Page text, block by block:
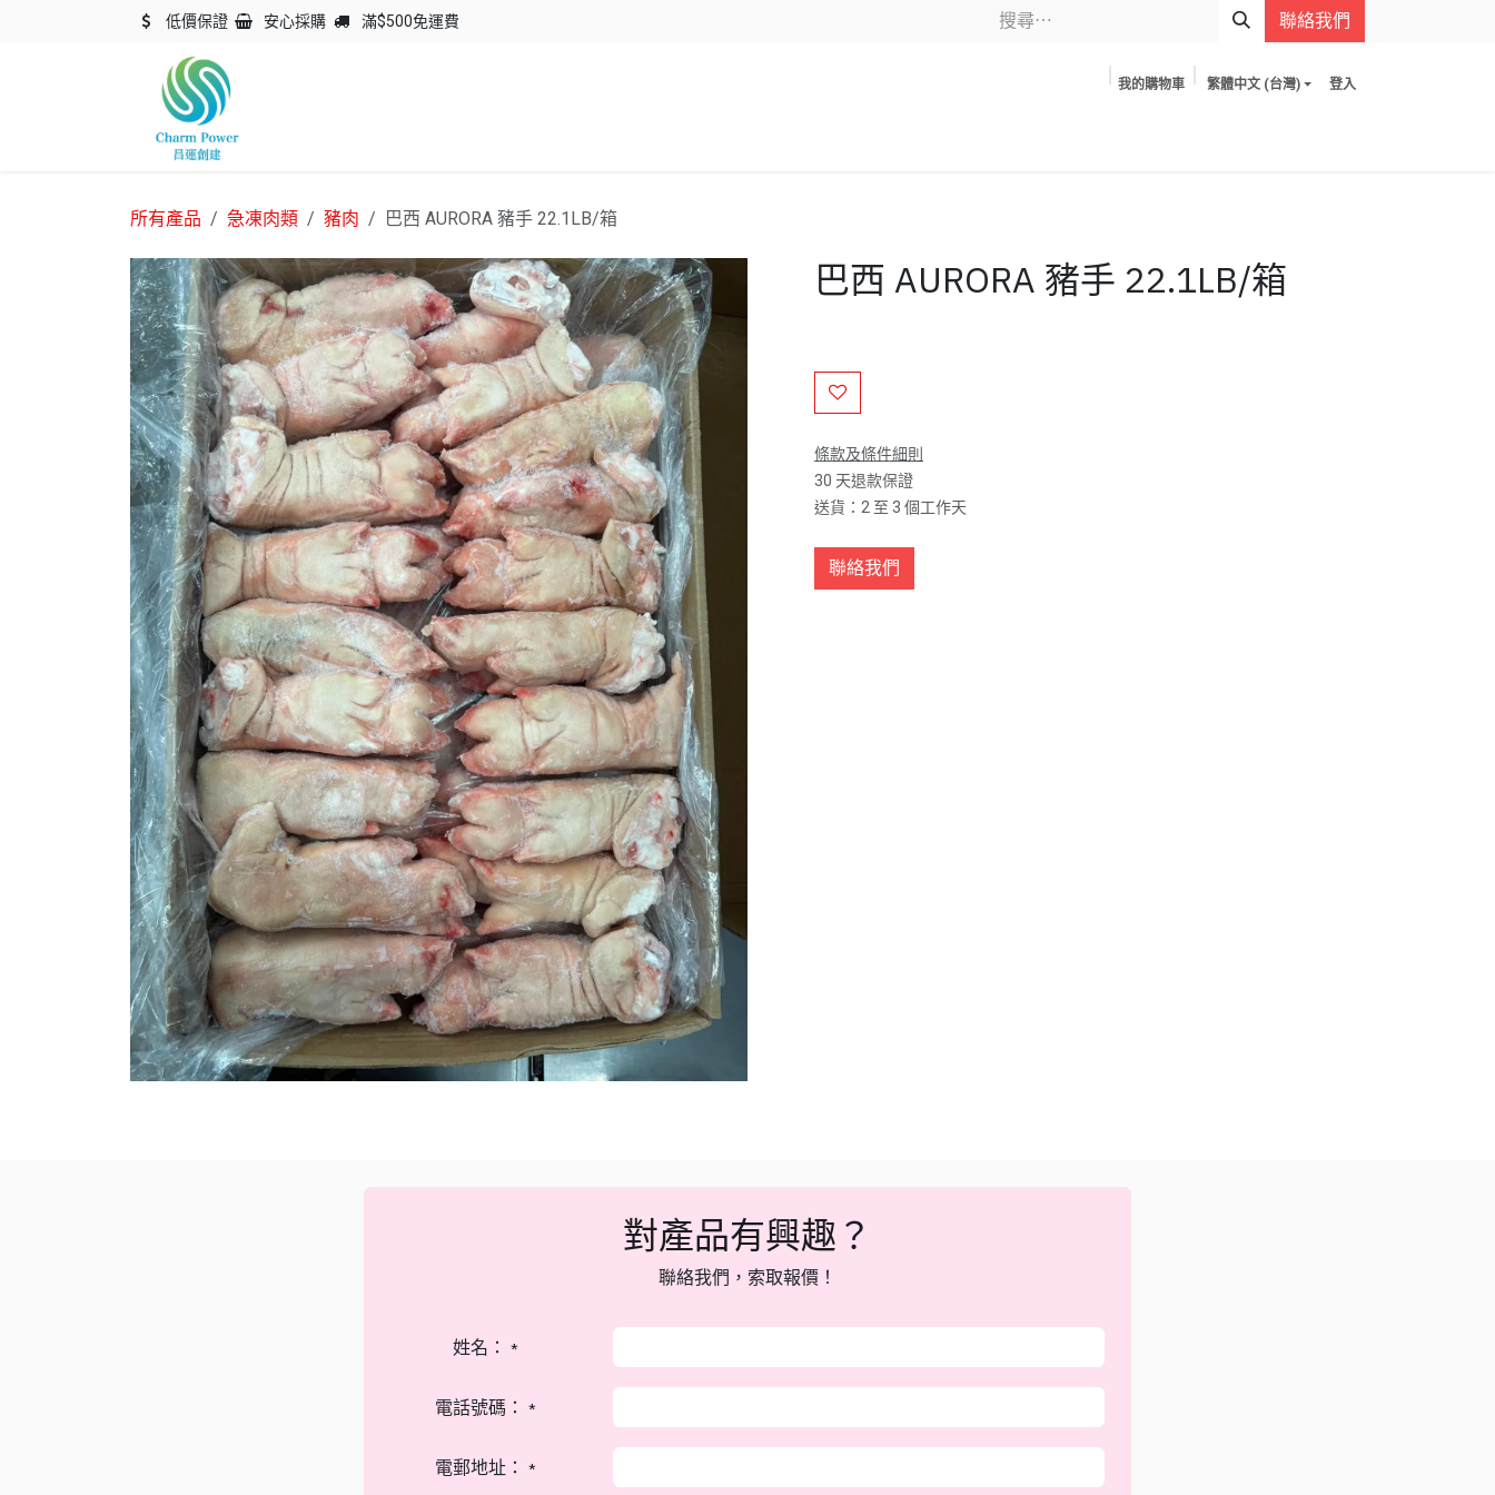
低價保證 安心採購 滿$500免運費 聯絡我們
我的購物車 繁體中文 (台灣) 登入
所有產品 急凍肉類 豬肉 巴西 AURORA 豬手 22.1LB/箱
巴西 AURORA 豬手 22.1LB/箱
條款及條件細則
30 天退款保證
送貨：2 至 3 個工作天
聯絡我們
對產品有興趣？
聯絡我們，索取報價！
姓名： *
電話號碼： *
電郵地址： *